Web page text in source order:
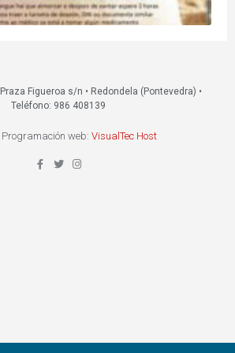
Figueroa s/n • Redondela (Pontevedra) •
Teléfono: 986 408139
Programación web: VisualTec Host